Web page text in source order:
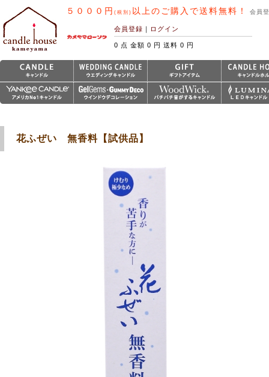
５０００円 (税別) 以上のご購入で送料無料！ 会員
会員登録 ｜ ログイン
0 点 金額 0 円 送料 0 円
花ふぜい 無香料【試供品】